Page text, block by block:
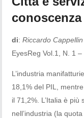
conoscenza
di:Riccardo Cappellin
EyesReg Vol.1, N. 1 –
L’industria
18,1% del PIL,
il 71,2%. L’Italia è
nell’industria (la